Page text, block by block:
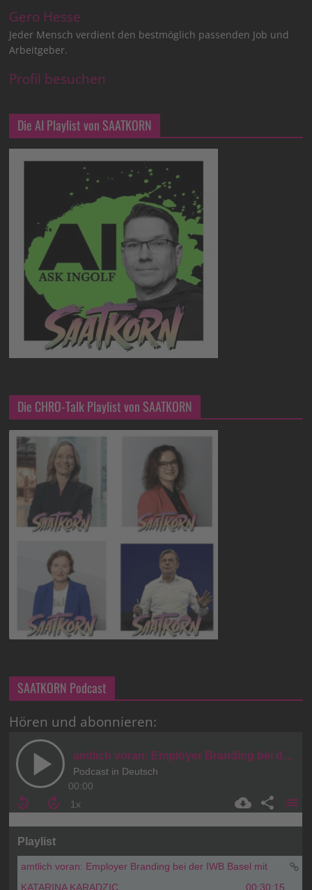
Gero Hesse
Jeder Mensch verdient den bestmöglich passenden Job und
Arbeitgeber.
Profil besuchen
Die AI Playlist von SAATKORN
Die CHRO-Talk Playlist von SAATKORN
SAATKORN Podcast
Hören und abonnieren: